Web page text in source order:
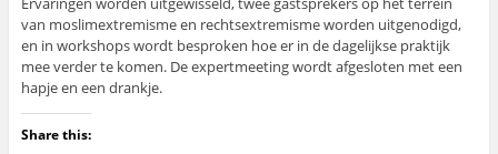
van moslimextremisme en rechtsextremisme worden uitgenodigd,
en in workshops wordt besproken hoe er in de dagelijkse praktijk
mee verder te komen. De expertmeeting wordt afgesloten met een
hapje en een drankje.
Share this: